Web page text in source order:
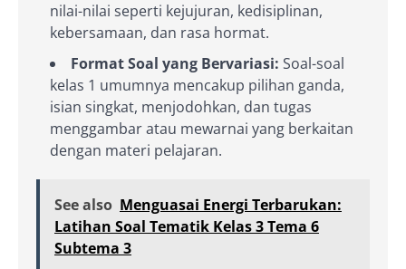
nilai-nilai seperti kejujuran, kedisiplinan,
kebersamaan, dan rasa hormat.
Format Soal yang Bervariasi: Soal-soal
kelas 1 umumnya mencakup pilihan ganda,
isian singkat, menjodohkan, dan tugas
menggambar atau mewarnai yang berkaitan
dengan materi pelajaran.
See also Menguasai Energi Terbarukan:
Latihan Soal Tematik Kelas 3 Tema 6
Subtema 3